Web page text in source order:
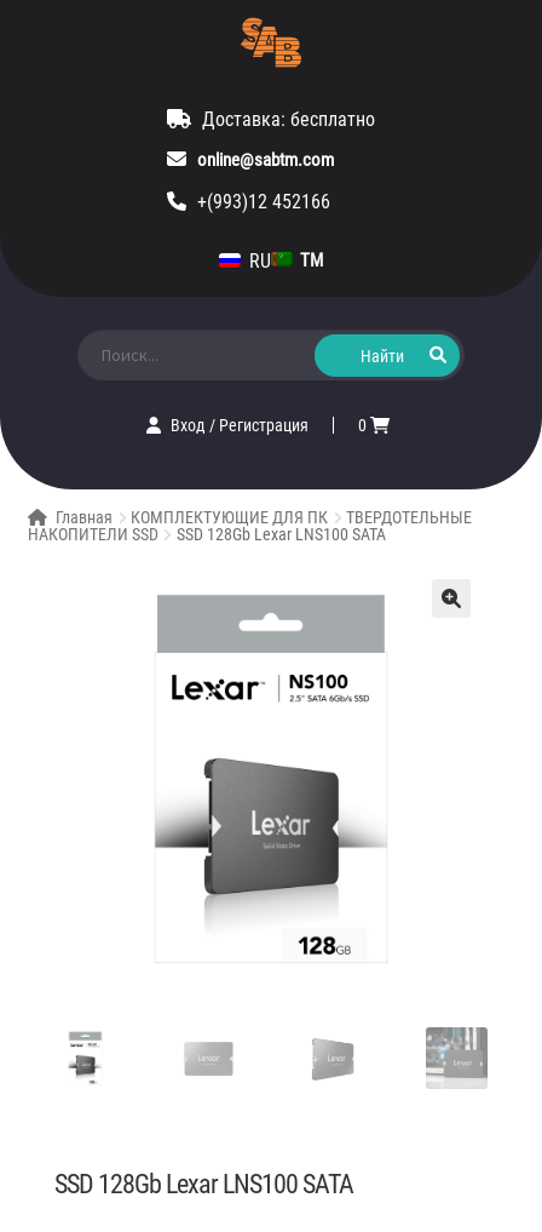
Доставка: бесплатно
online@sabtm.com
+(993)12 452166
RU TM
Вход/ Регистрация 0
Главная КОМПЛЕКТУЮЩИЕ ДЛЯ ПК
ТВЕРДОТЕЛЬНЫЕ
НАКОПИТЕЛИ SSD
SSD 128Gb Lexar LNS100 SATA
SSD 128Gb Lexar LNS100 SATA